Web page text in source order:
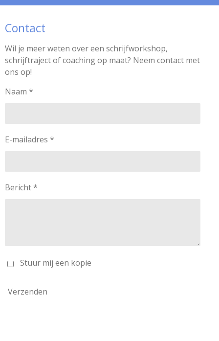
Contact
Wil je meer weten over een schrijfworkshop,
schrijftraject of coaching op maat? Neem contact met
ons op!
Naam *
E-mailadres *
Bericht *
Stuur mij een kopie
Verzenden